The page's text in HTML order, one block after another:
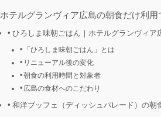
ホテルグランヴィア広島の朝食だけ利
ひろしま味朝ごはん｜ホテルグランヴィア
「ひろしま味朝ごはん」とは
リニューアル後の変化
朝食の利用時間と対象者
広島の食材へのこだわり
和洋ブッフェ（ディッシュパレード）の朝